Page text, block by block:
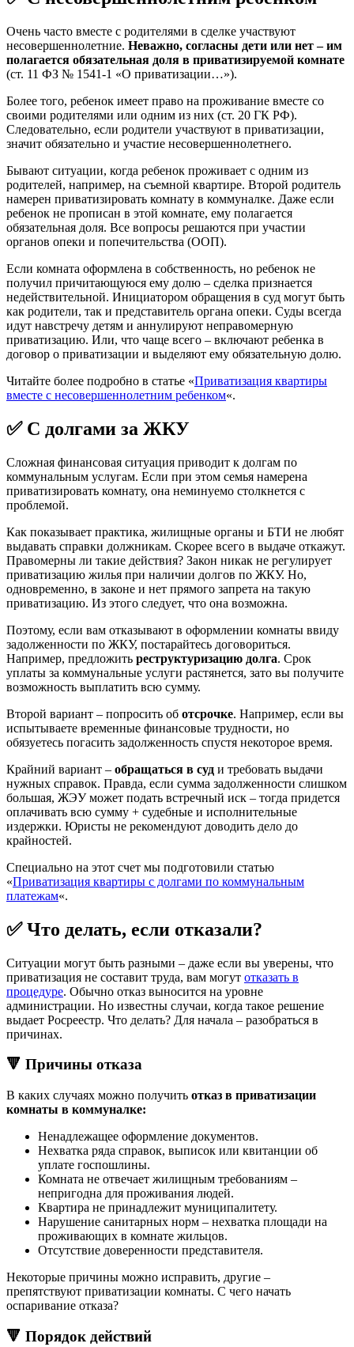
Очень часто вместе с родителями в сделке участвуют
несовершеннолетние. Неважно, согласны дети или нет – им
полагается обязательная доля в приватизируемой комнате
(ст. 11 ФЗ № 1541-1 «О приватизации…»).
Более того, ребенок имеет право на проживание вместе со
своими родителями или одним из них (ст. 20 ГК РФ).
Следовательно, если родители участвуют в приватизации,
значит обязательно и участие несовершеннолетнего.
Бывают ситуации, когда ребенок проживает с одним из
родителей, например, на съемной квартире. Второй родитель
намерен приватизировать комнату в коммуналке. Даже если
ребенок не прописан в этой комнате, ему полагается
обязательная доля. Все вопросы решаются при участии
органов опеки и попечительства (ООП).
Если комната оформлена в собственность, но ребенок не
получил причитающуюся ему долю – сделка признается
недействительной. Инициатором обращения в суд могут быть
как родители, так и представитель органа опеки. Суды всегда
идут навстречу детям и аннулируют неправомерную
приватизацию. Или, что чаще всего – включают ребенка в
договор о приватизации и выделяют ему обязательную долю.
Читайте более подробно в статье «Приватизация квартиры
вместе с несовершеннолетним ребенком«.
✅ С долгами за ЖКУ
Сложная финансовая ситуация приводит к долгам по
коммунальным услугам. Если при этом семья намерена
приватизировать комнату, она неминуемо столкнется с
проблемой.
Как показывает практика, жилищные органы и БТИ не любят
выдавать справки должникам. Скорее всего в выдаче откажут.
Правомерны ли такие действия? Закон никак не регулирует
приватизацию жилья при наличии долгов по ЖКУ. Но,
одновременно, в законе и нет прямого запрета на такую
приватизацию. Из этого следует, что она возможна.
Поэтому, если вам отказывают в оформлении комнаты ввиду
задолженности по ЖКУ, постарайтесь договориться.
Например, предложить реструктуризацию долга. Срок
уплаты за коммунальные услуги растянется, зато вы получите
возможность выплатить всю сумму.
Второй вариант – попросить об отсрочке. Например, если вы
испытываете временные финансовые трудности, но
обязуетесь погасить задолженность спустя некоторое время.
Крайний вариант – обращаться в суд и требовать выдачи
нужных справок. Правда, если сумма задолженности слишком
большая, ЖЭУ может подать встречный иск – тогда придется
оплачивать всю сумму + судебные и исполнительные
издержки. Юристы не рекомендуют доводить дело до
крайностей.
Специально на этот счет мы подготовили статью
«Приватизация квартиры с долгами по коммунальным
платежам«.
✅ Что делать, если отказали?
Ситуации могут быть разными – даже если вы уверены, что
приватизация не составит труда, вам могут отказать в
процедуре. Обычно отказ выносится на уровне
администрации. Но известны случаи, когда такое решение
выдает Росреестр. Что делать? Для начала – разобраться в
причинах.
🔻 Причины отказа
В каких случаях можно получить отказ в приватизации
комнаты в коммуналке:
Ненадлежащее оформление документов.
Нехватка ряда справок, выписок или квитанции об
уплате госпошлины.
Комната не отвечает жилищным требованиям –
непригодна для проживания людей.
Квартира не принадлежит муниципалитету.
Нарушение санитарных норм – нехватка площади на
проживающих в комнате жильцов.
Отсутствие доверенности представителя.
Некоторые причины можно исправить, другие –
препятствуют приватизации комнаты. С чего начать
оспаривание отказа?
🔻 Порядок действий